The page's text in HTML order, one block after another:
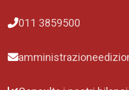
011 3859500